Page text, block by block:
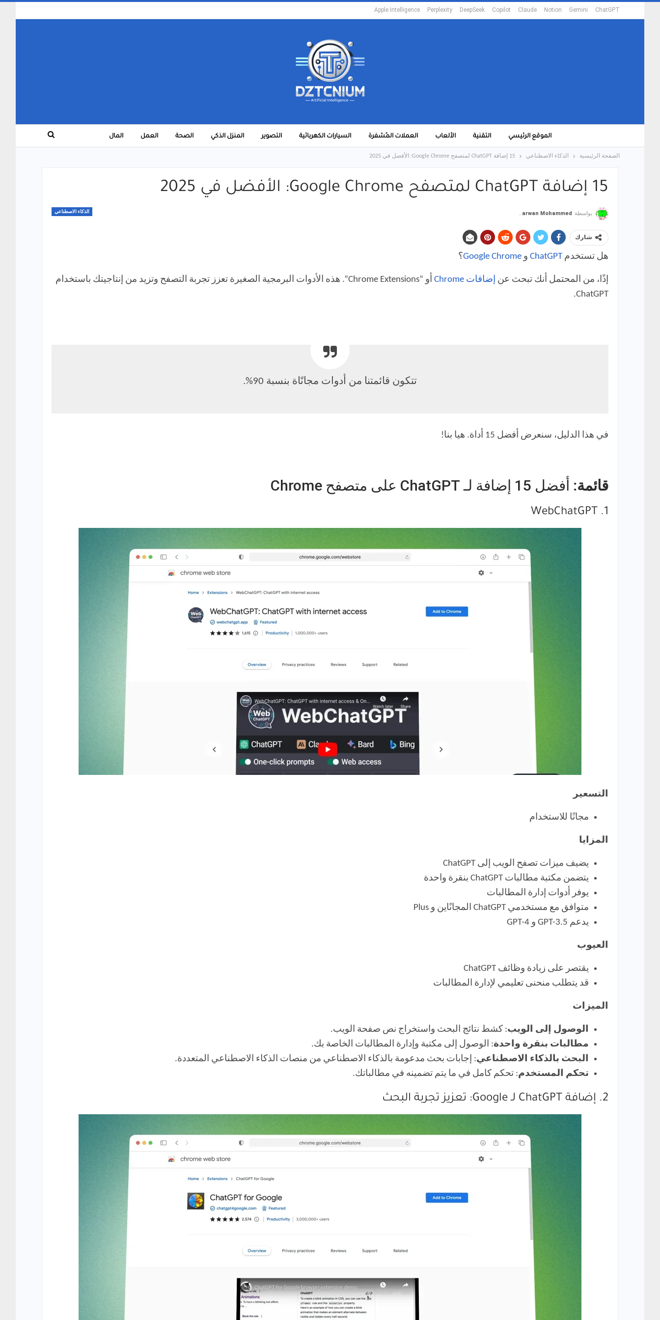
ChatGPT
Gemini
Notion
Claude
Copilot
DeepSeek
Perplexity
Apple Intelligence
الموقع الرئيسي التقنية الألعاب العملات المُشفرة السيارات الكهربائية التصوير المنزل الذكي الصحة العمل المال
الصفحة الرئيسية الذكاء الاصطناعي 15 إضافة ChatGPT لمتصفح Google Chrome: الأفضل في 2025
15 إضافة ChatGPT لمتصفح Google Chrome: الأفضل في 2025
الذكاء الاصطناعي بواسطة Marwan Mohammed
شارك
هل تستخدم ChatGPT و Google Chrome؟
إذًا، من المحتمل أنك تبحث عن إضافات Chrome
أو “Chrome Extensions”. هذه الأدوات البرمجية الصغيرة تعزز تجربة التصفح وتزيد من إنتاجيتك باستخدام
ChatGPT.
تتكون قائمتنا من أدوات مجانًاة بنسبة 90%.
في هذا الدليل، سنعرض أفضل 15 أداة. هيا بنا!
قائمة: أفضل 15 إضافة لـ ChatGPT على متصفح Chrome
1. WebChatGPT
التسعير
مجانًا للاستخدام
المزايا
يضيف ميزات تصفح الويب إلى ChatGPT
يتضمن مكتبة مطالبات ChatGPT بنقرة واحدة
يوفر أدوات إدارة المطالبات
متوافق مع مستخدمي ChatGPT المجانًاين و Plus
يدعم GPT-3.5 و GPT-4
العيوب
يقتصر على زيادة وظائف ChatGPT
قد يتطلب منحنى تعليمي لإدارة المطالبات
الميزات
الوصول إلى الويب: كشط نتائج البحث واستخراج نص صفحة الويب.
مطالبات بنقرة واحدة: الوصول إلى مكتبة وإدارة المطالبات الخاصة بك.
البحث بالذكاء الاصطناعي: إجابات بحث مدعومة بالذكاء الاصطناعي من منصات الذكاء الاصطناعي المتعددة.
تحكم المستخدم: تحكم كامل في ما يتم تضمينه في مطالباتك.
2. إضافة ChatGPT لـ Google: تعزيز تجربة البحث